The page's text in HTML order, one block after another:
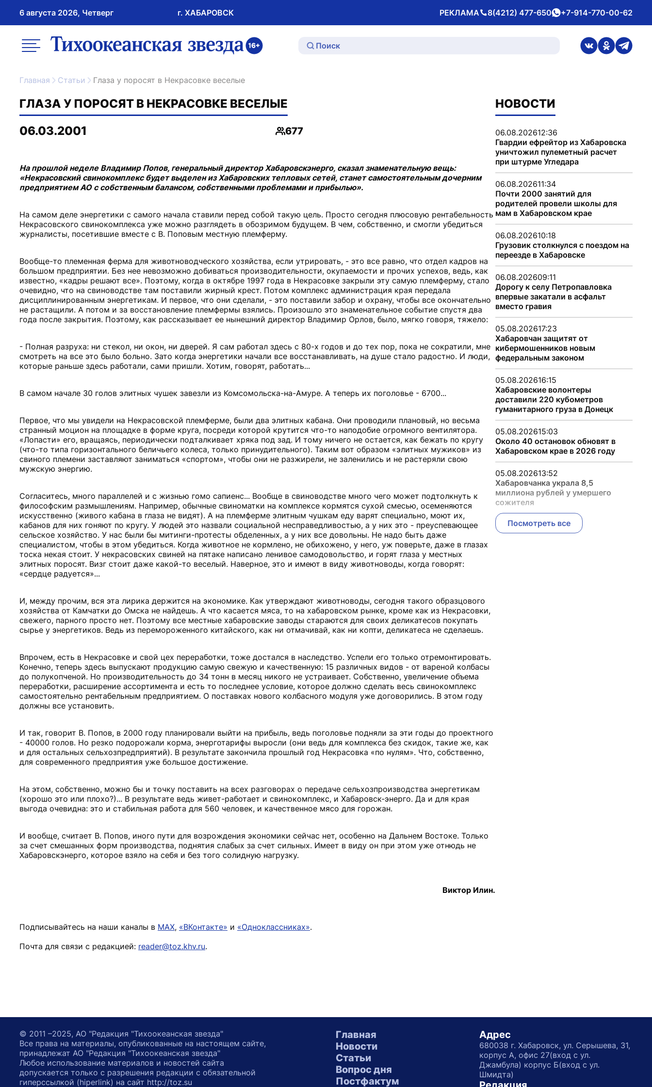
6 августа 2026, Четверг г. ХАБАРОВСК РЕКЛАМА
Телефон 8(4212) 477-650whatsApp
+7-914-770-00-62
меню ссылка на главную
ссылка на
ссылка на
Главная Статьи Глаза у поросят в Некрасовке веселые
ГЛАЗА У ПОРОСЯТ В НЕКРАСОВКЕ ВЕСЕЛЫЕ
06.03.2001
Просмотры
677
На прошлой неделе Владимир Попов, генеральный директор Хабаровскэнерго, сказал знаменательную вещь:
«Некрасовский свинокомплекс будет выделен из Хабаровских тепловых сетей, станет самостоятельным дочерним
предприятием АО с собственным балансом, собственными проблемами и прибылью».
На самом деле энергетики с самого начала ставили перед собой такую цель. Просто сегодня плюсовую рентабельность
Некрасовского свинокомплекса уже можно разглядеть в обозримом будущем. В чем, собственно, и смогли убедиться
журналисты, посетившие вместе с В. Поповым местную племферму.
Вообще-то племенная ферма для животноводческого хозяйства, если утрировать, - это все равно, что отдел кадров на
большом предприятии. Без нее невозможно добиваться производительности, окупаемости и прочих успехов, ведь, как
известно, «кадры решают все». Поэтому, когда в октябре 1997 года в Некрасовке закрыли эту самую племферму, стало
очевидно, что на свиноводстве там поставили жирный крест. Потом комплекс администрация края передала
дисциплинированным энергетикам. И первое, что они сделали, - это поставили забор и охрану, чтобы все окончательно
не растащили. А потом и за восстановление племфермы взялись. Произошло это знаменательное событие спустя два
года после закрытия. Поэтому, как рассказывает ее нынешний директор Владимир Орлов, было, мягко говоря, тяжело:
- Полная разруха: ни стекол, ни окон, ни дверей. Я сам работал здесь с 80-х годов и до тех пор, пока не сократили, мне
смотреть на все это было больно. Зато когда энергетики начали все восстанавливать, на душе стало радостно. И люди,
которые раньше здесь работали, сами пришли. Хотим, говорят, работать...
В самом начале 30 голов элитных чушек завезли из Комсомольска-на-Амуре. А теперь их поголовье - 6700...
Первое, что мы увидели на Некрасовской племферме, были два элитных кабана. Они проводили плановый, но весьма
странный моцион на площадке в форме круга, посреди которой крутится что-то наподобие огромного вентилятора.
«Лопасти» его, вращаясь, периодически подталкивает хряка под зад. И тому ничего не остается, как бежать по кругу
(что-то типа горизонтального беличьего колеса, только принудительного). Таким вот образом «элитных мужиков» из
свиного племени заставляют заниматься «спортом», чтобы они не разжирели, не заленились и не растеряли свою
мужскую энергию.
Согласитесь, много параллелей и с жизнью гомо сапиенс... Вообще в свиноводстве много чего может подтолкнуть к
философским размышлениям. Например, обычные свиноматки на комплексе кормятся сухой смесью, осеменяются
искусственно (живого кабана в глаза не видят). А на племферме элитным чушкам еду варят специально, моют их,
кабанов для них гоняют по кругу. У людей это назвали социальной несправедливостью, а у них это - преуспевающее
сельское хозяйство. У нас были бы митинги-протесты обделенных, а у них все довольны. Не надо быть даже
специалистом, чтобы в этом убедиться. Когда животное не кормлено, не обихожено, у него, уж поверьте, даже в глазах
тоска некая стоит. У некрасовских свиней на пятаке написано ленивое самодовольство, и горят глаза у местных
элитных поросят. Визг стоит даже какой-то веселый. Наверное, это и имеют в виду животноводы, когда говорят:
«сердце радуется»...
И, между прочим, вся эта лирика держится на экономике. Как утверждают животноводы, сегодня такого образцового
хозяйства от Камчатки до Омска не найдешь. А что касается мяса, то на хабаровском рынке, кроме как из Некрасовки,
свежего, парного просто нет. Поэтому все местные хабаровские заводы стараются для своих деликатесов покупать
сырье у энергетиков. Ведь из перемороженного китайского, как ни отмачивай, как ни копти, деликатеса не сделаешь.
Впрочем, есть в Некрасовке и свой цех переработки, тоже достался в наследство. Успели его только отремонтировать.
Конечно, теперь здесь выпускают продукцию самую свежую и качественную: 15 различных видов - от вареной колбасы
до полукопченой. Но производительность до 34 тонн в месяц никого не устраивает. Собственно, увеличение объема
переработки, расширение ассортимента и есть то последнее условие, которое должно сделать весь свинокомплекс
самостоятельно рентабельным предприятием. О поставках нового колбасного модуля уже договорились. В этом году
должны все установить.
И так, говорит В. Попов, в 2000 году планировали выйти на прибыль, ведь поголовье подняли за эти годы до проектного
- 40000 голов. Но резко подорожали корма, энерготарифы выросли (они ведь для комплекса без скидок, такие же, как
и для остальных сельхозпредприятий). В результате закончила прошлый год Некрасовка «по нулям». Что, собственно,
для современного предприятия уже большое достижение.
На этом, собственно, можно бы и точку поставить на всех разговорах о передаче сельхозпроизводства энергетикам
(хорошо это или плохо?)... В результате ведь живет-работает и свинокомплекс, и Хабаровск-энерго. Да и для края
выгода очевидна: это и стабильная работа для 560 человек, и качественное мясо для горожан.
И вообще, считает В. Попов, иного пути для возрождения экономики сейчас нет, особенно на Дальнем Востоке. Только
за счет смешанных форм производства, поднятия слабых за счет сильных. Имеет в виду он при этом уже отнюдь не
Хабаровскэнерго, которое взяло на себя и без того солидную нагрузку.
Виктор Илин.
Подписывайтесь на наши каналы в MAX, «ВКонтакте» и «Одноклассниках».
Почта для связи с редакцией: reader@toz.khv.ru.
НОВОСТИ
06.08.202612:36
Гвардии ефрейтор из Хабаровска
уничтожил пулеметный расчет
при штурме Угледара
06.08.202611:34
Почти 2000 занятий для
родителей провели школы для
мам в Хабаровском крае
06.08.202610:18
Грузовик столкнулся с поездом на
переезде в Хабаровске
06.08.202609:11
Дорогу к селу Петропавловка
впервые закатали в асфальт
вместо гравия
05.08.202617:23
Хабаровчан защитят от
кибермошенников новым
федеральным законом
05.08.202616:15
Хабаровские волонтеры
доставили 220 кубометров
гуманитарного груза в Донецк
05.08.202615:03
Около 40 остановок обновят в
Хабаровском крае в 2026 году
05.08.202613:52
Хабаровчанка украла 8,5
миллиона рублей у умершего
сожителя
Посмотреть все
Главная
Новости
Статьи
Вопрос дня
Постфактум
Адрес
680038 г. Хабаровск, ул. Серышева, 31,
корпус А, офис 27(вход с ул.
Джамбула) корпус Б(вход с ул.
Шмидта)
© 2011 –2025, АО "Редакция "Тихоокеанская звезда"
Все права на материалы, опубликованные на настоящем сайте,
принадлежат АО "Редакция "Тихоокеанская звезда"
Любое использование материалов и новостей сайта
допускается только с разрешения редакции с обязательной
гиперссылкой (hiperlink) на сайт http://toz.su